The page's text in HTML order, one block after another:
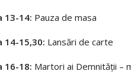
13-14: Pauza de masa
14-15,30: Lansări de carte
16-18: Martori ai Demnității –